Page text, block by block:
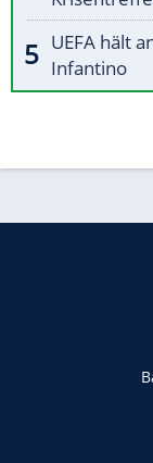
UEFA hält
Infantino